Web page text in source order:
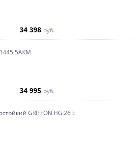
34 398 руб.
5АКМ
34 995 руб.
GRIFFON HG 26 E